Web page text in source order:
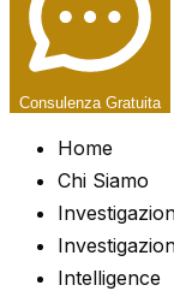
Consulenza Gratuita
Home
Chi Siamo
Intelligence